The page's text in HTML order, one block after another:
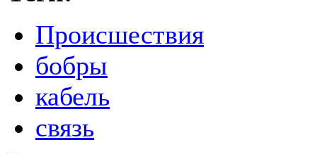
Происшествия
бобры
кабель
связь